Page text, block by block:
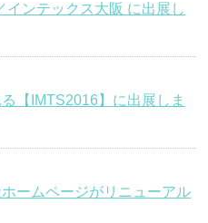
ンテックス大阪 に出展し
【IMTS2016】に出展しま
ームページがリニューアル